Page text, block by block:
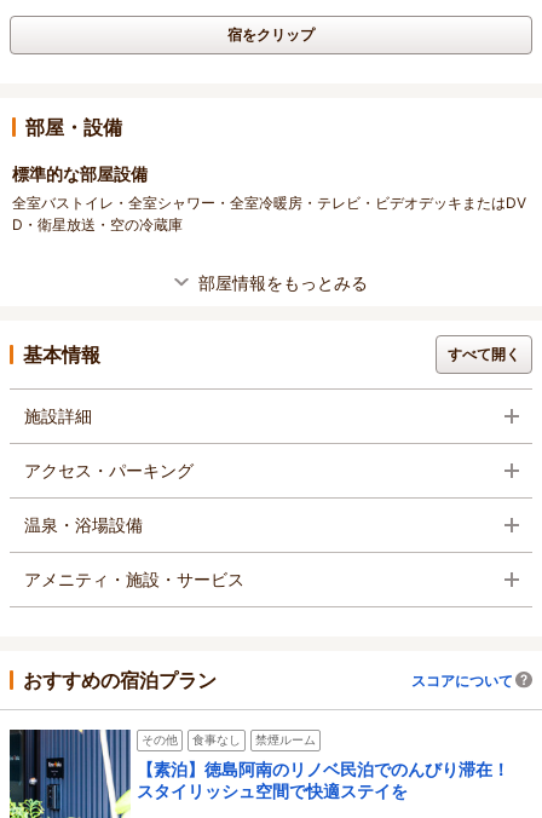
宿をクリップ
部屋・設備
標準的な部屋設備
全室バストイレ・全室シャワー・全室冷暖房・テレビ・ビデオデッキまたはDV
D・衛星放送・空の冷蔵庫
部屋情報をもっとみる
基本情報 すべて開く
施設詳細
アクセス・パーキング
温泉・浴場設備
アメニティ・施設・サービス
おすすめの宿泊プラン スコアについて
その他 食事なし 禁煙ルーム
【素泊】徳島阿南のリノベ民泊でのんびり滞在！
スタイリッシュ空間で快適ステイを